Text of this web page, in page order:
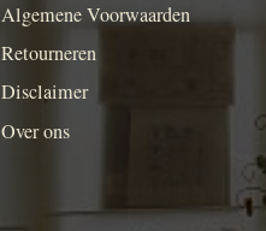
Algemene Voorwaarden
Retourneren
Disclaimer
Over ons